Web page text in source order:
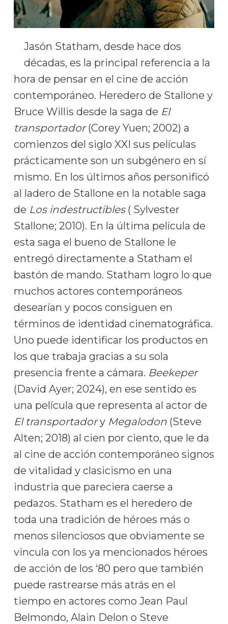
Jasón Statham, desde hace dos
décadas, es la principal referencia a la
hora de pensar en el cine de acción
contemporáneo. Heredero de Stallone y
Bruce Willis desde la saga de El
transportador(Corey Yuen; 2002) a
comienzos del siglo XXI sus películas
prácticamente son un subgénero en sí
mismo. En los últimos años personificó
al ladero de Stallone en la notable saga
de Los indestructibles( Sylvester
Stallone; 2010). En la última película de
esta saga el bueno de Stallone le
entregó directamente a Statham el
bastón de mando. Statham logro lo que
muchos actores contemporáneos
desearían y pocos consiguen en
términos de identidad cinematográfica.
Uno puede identificar los productos en
los que trabaja gracias a su sola
presencia frente a cámara. Beekeper
(David Ayer; 2024), en ese sentido es
una película que representa al actor de
El transportadory Megalodon(Steve
Alten; 2018) al cien por ciento, que le da
al cine de acción contemporáneo signos
de vitalidad y clasicismo en una
industria que pareciera caerse a
pedazos. Statham es el heredero de
toda una tradición de héroes más o
menos silenciosos que obviamente se
vincula con los ya mencionados héroes
de acción de los ‘80 pero que también
puede rastrearse más atrás en el
tiempo en actores como Jean Paul
Belmondo, Alain Delon o Steve